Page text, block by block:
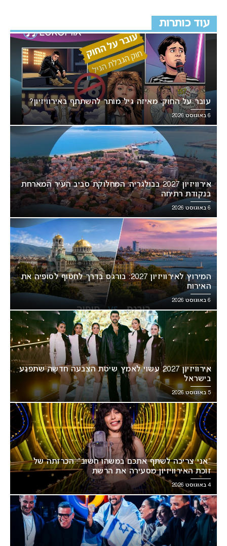
עוד כותרות
עובר על החוק: מאיזה גיל מותר להשתתף באירוויזיון?
6 באוגוסט 2026
אירוויזיון 2027 בבולגריה: המחלוקת סביב העיר המארחת
בנקודת רתיחה
6 באוגוסט 2026
המירוץ לאירוויזיון 2027: בורגס בדרך לחטוף לסופיה את
האירוח
6 באוגוסט 2026
אירוויזיון 2027 עשוי לאמץ שיטת הצבעה חדשה שתפגע
בישראל
5 באוגוסט 2026
“אני צריכה לשתף אתכם במשהו חשוב”: הכרזתה של
זוכת האירוויזיון מסעירה את הרשת
4 באוגוסט 2026